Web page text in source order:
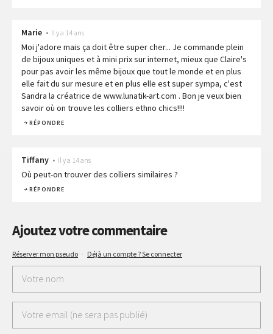
Marie • Il y a 14 ans
Moi j'adore mais ça doit être super cher... Je commande plein
de bijoux uniques et à mini prix sur internet, mieux que Claire's
pour pas avoir les même bijoux que tout le monde et en plus
elle fait du sur mesure et en plus elle est super sympa, c'est
Sandra la créatrice de www.lunatik-art.com . Bon je veux bien
savoir où on trouve les colliers ethno chics!!!!
RÉPONDRE
Tiffany • Il y a 14 ans
Où peut-on trouver des colliers similaires ?
RÉPONDRE
Ajoutez votre commentaire
Réserver mon pseudo · Déjà un compte ? Se connecter